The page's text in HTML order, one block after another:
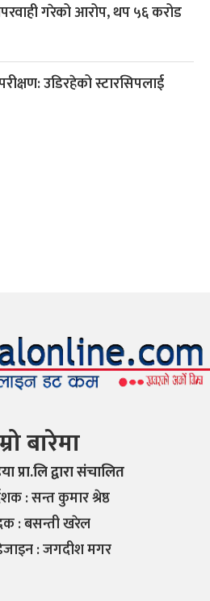
गरेको आरोप, थप ५६ करोड
उडिरहेको स्टारसिपलाई
बारेमा
प्रा.लि द्वारा संचालित
: सन्त कुमार श्रेष्ठ
: बसन्ती खरेल
: जगदीश मगर